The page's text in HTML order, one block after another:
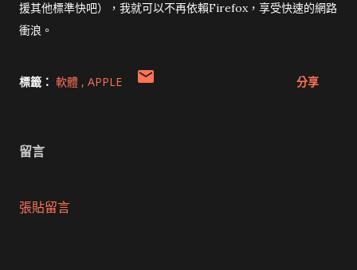
援其他標準快吧），我就可以不再依賴Firefox，享受快速的網路
衝浪。
標籤： 軟體 APPLE 分享
留言
張貼留言